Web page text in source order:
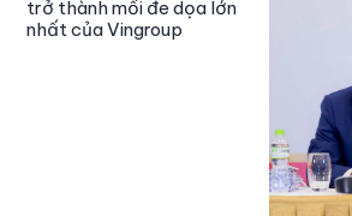
trở thành mối đe dọa lớn
nhất của Vingroup